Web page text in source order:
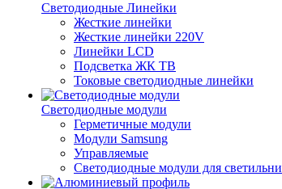
Светодиодные Линейки
Жесткие линейки
Жесткие линейки 220V
Линейки LCD
Подсветка ЖК ТВ
Токовые светодиодные линейки
Светодиодные модули
Герметичные модули
Модули Samsung
Управляемые
Светодиодные модули для